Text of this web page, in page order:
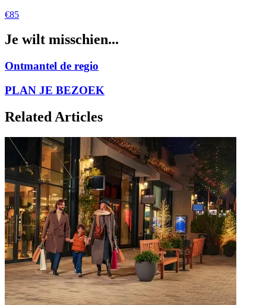
€85
Je wilt misschien...
Ontmantel de regio
PLAN JE BEZOEK
Related Articles